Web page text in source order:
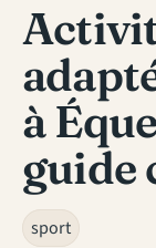
à
guide
sport